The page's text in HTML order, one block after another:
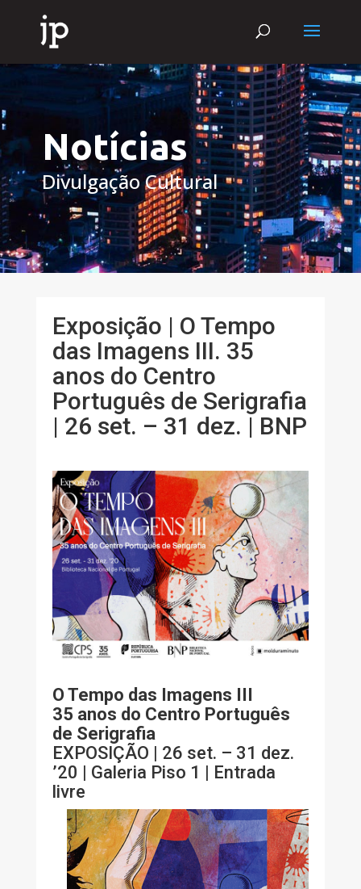
Notícias
Divulgação Cultural
Exposição | O Tempo
das Imagens III. 35
anos do Centro
Português de Serigrafia
| 26 set. – 31 dez. | BNP
O Tempo das Imagens III
35 anos do Centro Português
de Serigrafia
EXPOSIÇÃO | 26 set. – 31 dez.
’20 | Galeria Piso 1 | Entrada
livre